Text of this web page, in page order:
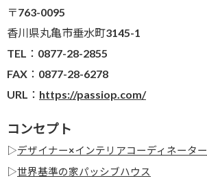
〒763-0095
香川県丸亀市垂水町3145-1
TEL：0877-28-2855
FAX：0877-28-6278
URL： https://passiop.com/
コンセプト
▷デザイナー×インテリアコーディネーター
▷世界基準の家パッシブハウス